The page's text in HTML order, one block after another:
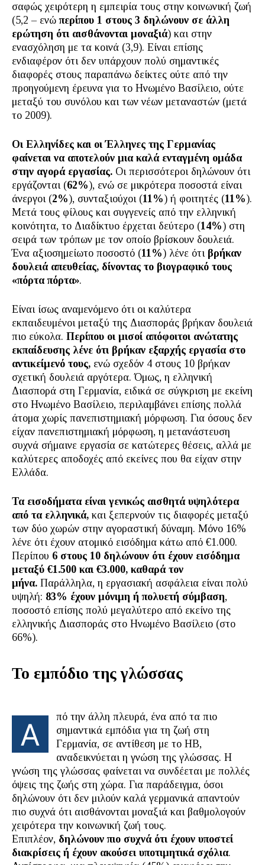
σαφώς χειρότερη η εμπειρία τους στην κοινωνική ζωή
(5,2 – ενώπερίπου 1 στους 3 δηλώνουν σε άλλη
ερώτηση ότι αισθάνονται μοναξιά) και στην
ενασχόληση με τα κοινά (3,9). Είναι επίσης
ενδιαφέρον ότι δεν υπάρχουν πολύ σημαντικές
διαφορές στους παραπάνω δείκτες ούτε από την
προηγούμενη έρευνα για το Ηνωμένο Βασίλειο, ούτε
μεταξύ του συνόλου και των νέων μεταναστών (μετά
το 2009).
Οι Ελληνίδες και οι Έλληνες της Γερμανίας
φαίνεται να αποτελούν μια καλά ενταγμένη ομάδα
στην αγορά εργασίας. Οι περισσότεροι δηλώνουν ότι
εργάζονται (62%), ενώ σε μικρότερα ποσοστά είναι
άνεργοι (2%), συνταξιούχοι (11%) ή φοιτητές (11%).
Μετά τους φίλους και συγγενείς από την ελληνική
κοινότητα, το Διαδίκτυο έρχεται δεύτερο (14%) στη
σειρά των τρόπων με τον οποίο βρίσκουν δουλειά.
Ένα αξιοσημείωτο ποσοστό (11%) λένε ότι βρήκαν
δουλειά απευθείας, δίνοντας το βιογραφικό τους
«πόρτα πόρτα».
Είναι ίσως αναμενόμενο ότι οι καλύτερα
εκπαιδευμένοι μεταξύ της Διασποράς βρήκαν δουλειά
πιο εύκολα. Περίπου οι μισοί απόφοιτοι ανώτατης
εκπαίδευσης λένε ότι βρήκαν εξαρχής εργασία στο
αντικείμενό τους, ενώ σχεδόν 4 στους 10 βρήκαν
σχετική δουλειά αργότερα. Όμως, η ελληνική
Διασπορά στη Γερμανία, ειδικά σε σύγκριση με εκείνη
στο Ηνωμένο Βασίλειο, περιλαμβάνει επίσης πολλά
άτομα χωρίς πανεπιστημιακή μόρφωση. Για όσους δεν
είχαν πανεπιστημιακή μόρφωση, η μετανάστευση
συχνά σήμαινε εργασία σε κατώτερες θέσεις, αλλά με
καλύτερες αποδοχές από εκείνες που θα είχαν στην
Ελλάδα.
Τα εισοδήματα είναι γενικώς αισθητά υψηλότερα
από τα ελληνικά, και ξεπερνούν τις διαφορές μεταξύ
των δύο χωρών στην αγοραστική δύναμη. Μόνο 16%
λένε ότι έχουν ατομικό εισόδημα κάτω από €1.000.
Περίπου 6 στους 10 δηλώνουν ότι έχουν εισόδημα
μεταξύ €1.500 και €3.000, καθαρά τον
μήνα. Παράλληλα, η εργασιακή ασφάλεια είναι πολύ
υψηλή: 83% έχουν μόνιμη ή πολυετή σύμβαση,
ποσοστό επίσης πολύ μεγαλύτερο από εκείνο της
ελληνικής Διασποράς στο Ηνωμένο Βασίλειο (στο
66%).
Το εμπόδιο της γλώσσας
Α
πό την άλλη πλευρά, ένα από τα πιο
σημαντικά εμπόδια για τη ζωή στη
Γερμανία, σε αντίθεση με το ΗΒ,
αναδεικνύεται η γνώση της γλώσσας. Η
γνώση της γλώσσας φαίνεται να συνδέεται με πολλές
όψεις της ζωής στη χώρα. Για παράδειγμα, όσοι
δηλώνουν ότι δεν μιλούν καλά γερμανικά απαντούν
πιο συχνά ότι αισθάνονται μοναξιά και βαθμολογούν
χειρότερα την κοινωνική ζωή τους.
Επιπλέον, δηλώνουν πιο συχνά ότι έχουν υποστεί
διακρίσεις ή έχουν ακούσει υποτιμητικά σχόλια.